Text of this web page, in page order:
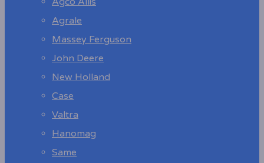
Agrale
Massey Ferguson
John Deere
New Holland
Case
Valtra
Hanomag
Same